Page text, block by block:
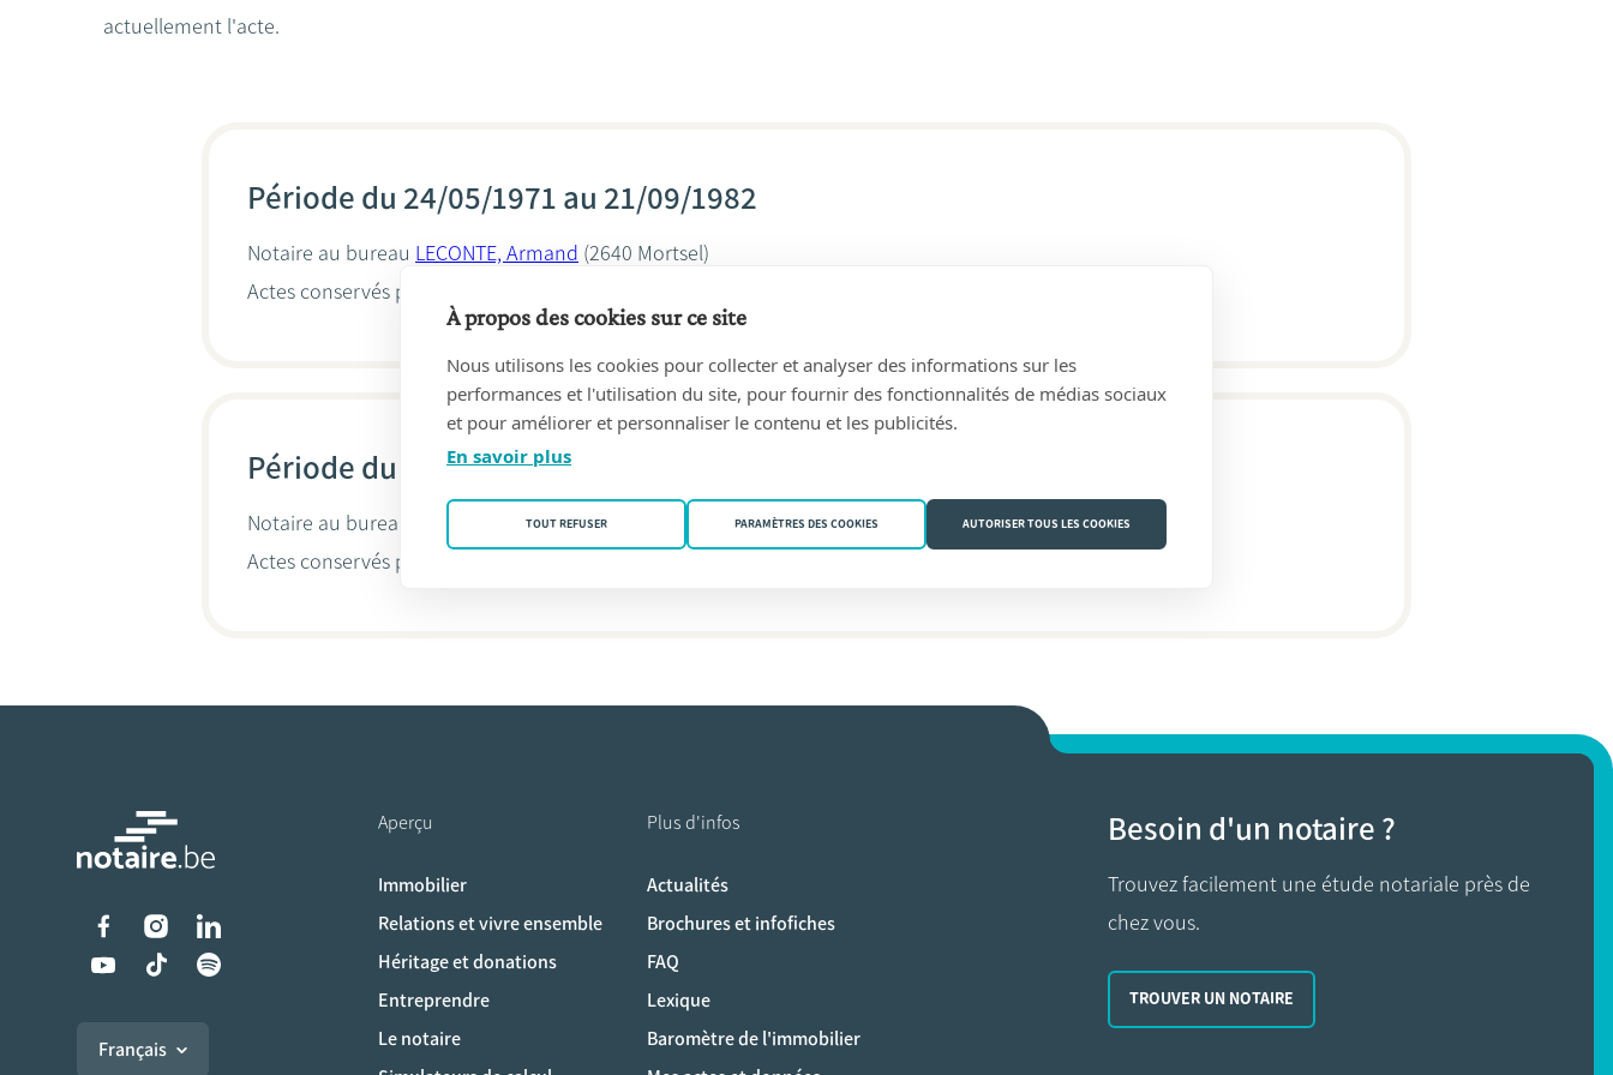
actuellement l'acte.
Période du 24/05/1971 au 21/09/1982
Notaire au bureau LECONTE, Armand (2640 Mortsel)
Actes conservés par
Période du 20/12/1951 au 24/05/1971
Notaire au bureau LECONTE, Armand(2640 Mortsel)
Actes conservés par
Liens vers les réseaux sociaux
Français
Aperçu
Immobilier
Relations et vivre ensemble
Héritage et donations
Entreprendre
Le notaire
Plus d'infos
Actualités
Brochures et infofiches
FAQ
Lexique
Baromètre de l'immobilier
Besoin d'un notaire ?
Trouvez facilement une étude notariale près de
chez vous.
TROUVER UN NOTAIRE
À propos des cookies sur ce site
Nous utilisons les cookies pour collecter et analyser des informations sur les
performances et l'utilisation du site, pour fournir des fonctionnalités de médias sociaux
et pour améliorer et personnaliser le contenu et les publicités.
En savoir plus
TOUT REFUSER PARAMÈTRES DES COOKIES AUTORISER TOUS LES COOKIES